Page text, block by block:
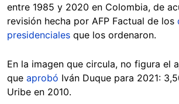
entre 1985 y 2020 en Colombia, de
revisión hecha por AFP Factual de los
presidenciales que los ordenaron.
En la imagen que circula, no figura el
que aprobó Iván Duque para 2021:
Uribe en 2010.